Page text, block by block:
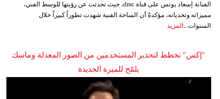
الفنانة إسعاد يونس على قناة dmc، حيث تحدثت عن رؤيتها للوسط الفني،
مميزاته وتحدياته، مؤكدةً أن الساحة الفنية شهدت تطوراً كبيراً خلال
السنوات... المزيد
"إكس" تخطط لتحذير المستخدمين من الصور المعدلة وماسك
يلمّح للميزة الجديدة